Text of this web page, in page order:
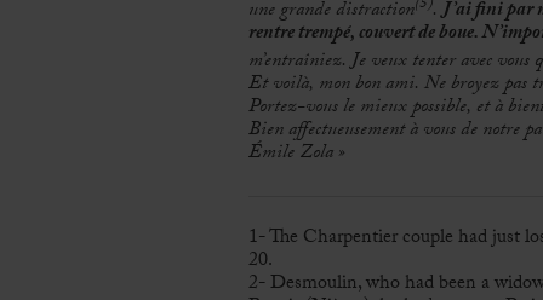
une grande distraction .J’ai fini par
rentre trempé, couvert de boue.
m’entraîniez. Je veux tenter avec vous
Et voilà, mon bon ami. Ne broyez pas
Portez-vous le mieux possible, et à
Bien affectueusement à vous de notre
Émile Zola »
1- The Charpentier couple had just
20.
2- Desmoulin, who had been a